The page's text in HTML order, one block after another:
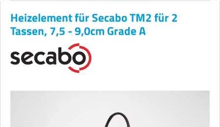
Heizelement für Secabo TM2 für 2
Tassen, 7,5 - 9,0cm Grade A